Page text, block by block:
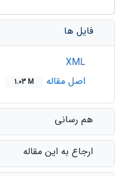
فایل ها
اصل مقاله
1.03 M
هم رسانی
ارجاع به این مقاله